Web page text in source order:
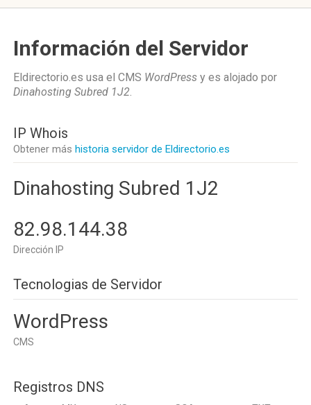
Información del Servidor
Eldirectorio.es usa el CMS WordPress y es alojado por
Dinahosting Subred 1J2.
IP Whois
Obtener más historia servidor de Eldirectorio.es
Dinahosting Subred 1J2
82.98.144.38
Dirección IP
Tecnologias de Servidor
WordPress
CMS
Registros DNS